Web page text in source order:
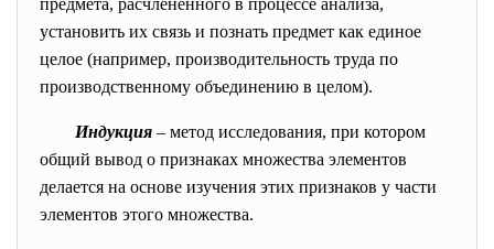
предмета, расчлененного в процессе анализа,
установить их связь и познать предмет как единое
целое (например, производительность труда по
производственному объединению в целом).
Индукция – метод исследования, при котором
общий вывод о признаках множества элементов
делается на основе изучения этих признаков у части
элементов этого множества.